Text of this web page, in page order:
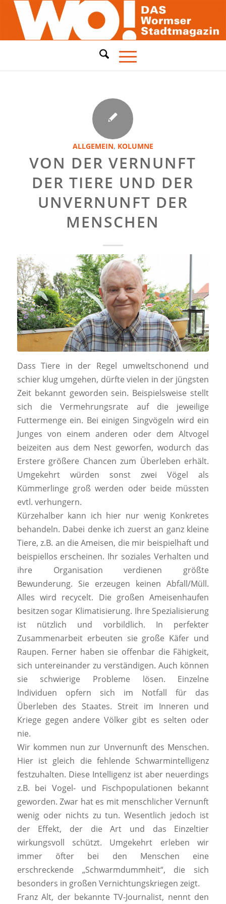
ALLGEMEIN, KOLUMNE
VON DER VERNUNFT
DER TIERE UND DER
UNVERNUNFT DER
MENSCHEN
Dass Tiere in der Regel umweltschonend und
schier klug umgehen, dürfte vielen in der jüngsten
Zeit bekannt geworden sein. Beispielsweise stellt
sich die Vermehrungsrate auf die jeweilige
Futtermenge ein. Bei einigen Singvögeln wird ein
Junges von einem anderen oder dem Altvogel
beizeiten aus dem Nest geworfen, wodurch das
Erstere größere Chancen zum Überleben erhält.
Umgekehrt würden sonst zwei Vögel als
Kümmerlinge groß werden oder beide müssten
evtl. verhungern.
Kürzehalber kann ich hier nur wenig Konkretes
behandeln. Dabei denke ich zuerst an ganz kleine
Tiere, z.B. an die Ameisen, die mir beispielhaft und
beispiellos erscheinen. Ihr soziales Verhalten und
ihre Organisation verdienen größte
Bewunderung. Sie erzeugen keinen Abfall/Müll.
Alles wird recycelt. Die großen Ameisenhaufen
besitzen sogar Klimatisierung. Ihre Spezialisierung
ist nützlich und vorbildlich. In perfekter
Zusammenarbeit erbeuten sie große Käfer und
Raupen. Ferner haben sie offenbar die Fähigkeit,
sich untereinander zu verständigen. Auch können
sie schwierige Probleme lösen. Einzelne
Individuen opfern sich im Notfall für das
Überleben des Staates. Streit im Inneren und
Kriege gegen andere Völker gibt es selten oder
nie.
Wir kommen nun zur Unvernunft des Menschen.
Hier ist gleich die fehlende Schwarmintelligenz
festzuhalten. Diese Intelligenz ist aber neuerdings
z.B. bei Vogel- und Fischpopulationen bekannt
geworden. Zwar hat es mit menschlicher Vernunft
wenig oder nichts zu tun. Wesentlich jedoch ist
der Effekt, der die Art und das Einzeltier
wirkungsvoll schützt. Umgekehrt erleben wir
immer öfter bei den Menschen eine
erschreckende „Schwarmdummheit“, die sich
besonders in großen Vernichtungskriegen zeigt.
Franz Alt, der bekannte TV-Journalist, nennt den